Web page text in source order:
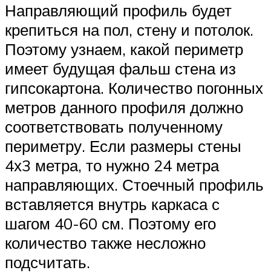
Направляющий профиль будет
крепиться на пол, стену и потолок.
Поэтому узнаем, какой периметр
имеет будущая фальш стена из
гипсокартона. Количество погонных
метров данного профиля должно
соответствовать полученному
периметру. Если размеры стены
4х3 метра, то нужно 24 метра
направляющих. Стоечный профиль
вставляется внутрь каркаса с
шагом 40-60 см. Поэтому его
количество также несложно
подсчитать.